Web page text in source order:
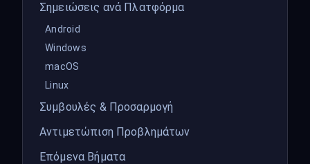
Σημειώσεις ανά Πλατφόρμα
Android
Windows
macOS
Linux
Συμβουλές & Προσαρμογή
Αντιμετώπιση Προβλημάτων
Επόμενα Βήματα